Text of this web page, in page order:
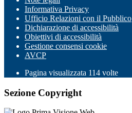
Informativa Privacy
Ufficio Relazioni con il Pubblico
Dichiarazione di accessibilità
Obiettivi di accessibilità
Gestione consensi cookie
AVCP
Pagina visualizzata 114 volte
Sezione Copyright